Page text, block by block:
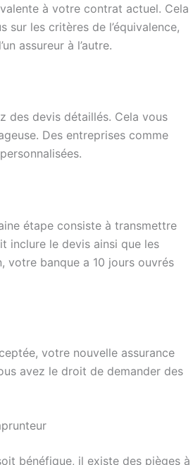
à votre contrat actuel. Cela
les critères de l’équivalence,
assureur à l’autre.
des devis détaillés. Cela vous
Des entreprises comme
étape consiste à transmettre
inclure le devis ainsi que les
votre banque a 10 jours ouvrés
votre nouvelle assurance
avez le droit de demander des
bénéfique, il existe des pièges à